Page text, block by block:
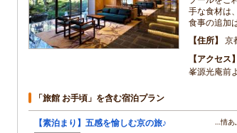
手な食材は
食事の追加
住所
京
アクセス
峯源光庵前
「旅館 お手頃」を含む宿泊プラン
【素泊まり】五感を愉しむ京の旅♪ …情あ